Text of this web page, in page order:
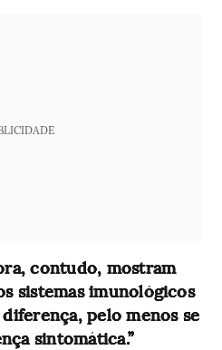
contudo, mostram
sistemas imunológicos
diferença, pelo menos se
sintomática.”